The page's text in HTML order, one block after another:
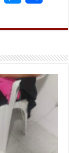
l
g
r
a
s
e
n
g
e
r
a
e